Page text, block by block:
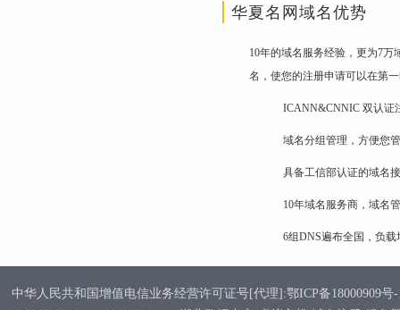
华夏名网域名优势
10年的域名服务经验，更为7
名，使您的注册申请可以在第
ICANN&CNNIC 双认证
域名分组管理，方便您
具备工信部认证的域名
10年域名服务商，域名
6组DNS遍布全国，负
中华人民共和国增值电信业务经营许可证号[代理]:鄂ICP备18000909号-